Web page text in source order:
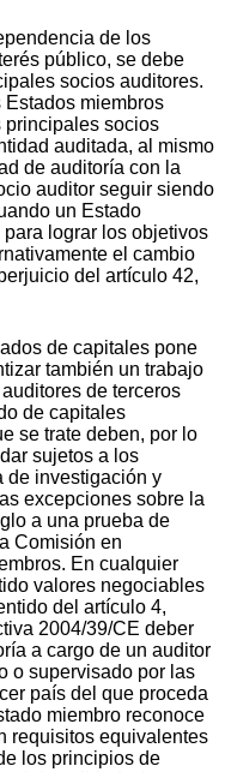
de los
público, se debe
socios auditores.
Estados miembros
principales socios
auditada, al mismo
de auditoría con la
auditor seguir siendo
un Estado
lograr los objetivos
el cambio
del artículo 42,
de capitales pone
también un trabajo
de terceros
de capitales
se trate deben, por lo
sujetos a los
de investigación y
excepciones sobre la
a una prueba de
Comisión en
En cualquier
valores negociables
del artículo 4,
2004/39/CE deber
a cargo de un auditor
o supervisado por las
país del que proceda
miembro reconoce
requisitos equivalentes
los principios de